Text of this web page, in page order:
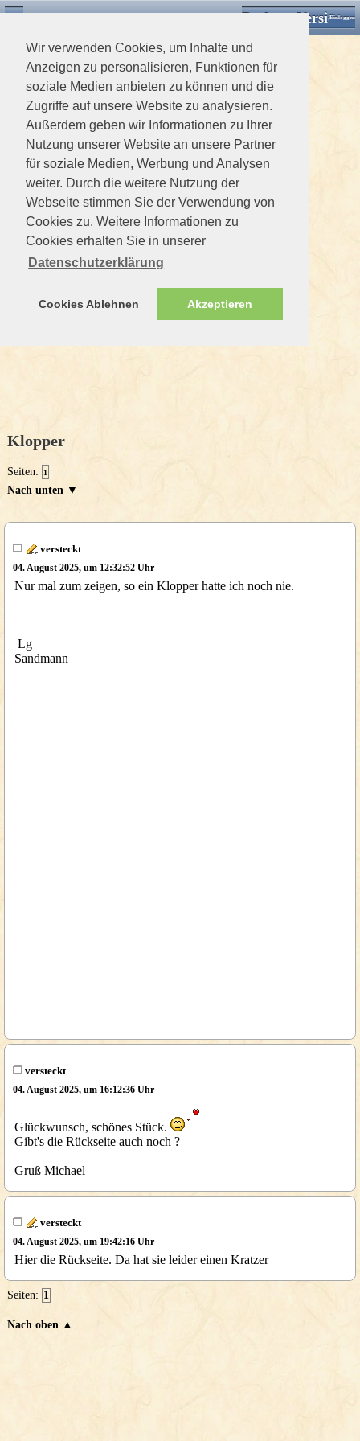
Wir verwenden Cookies, um Inhalte und
Anzeigen zu personalisieren, Funktionen für
soziale Medien anbieten zu können und die
Zugriffe auf unsere Website zu analysieren.
Außerdem geben wir Informationen zu Ihrer
Nutzung unserer Website an unsere Partner
für soziale Medien, Werbung und Analysen
weiter. Durch die weitere Nutzung der
Webseite stimmen Sie der Verwendung von
Cookies zu. Weitere Informationen zu
Cookies erhalten Sie in unserer
Datenschutzerklärung
Cookies Ablehnen Akzeptieren
Desktop VersionEinloggen
Klopper
Seiten: 1
Nach unten ▼
versteckt
04. August 2025, um 12:32:52 Uhr
Nur mal zum zeigen, so ein Klopper hatte ich noch nie.
Lg
Sandmann
versteckt
04. August 2025, um 16:12:36 Uhr
Glückwunsch, schönes Stück.
Gibt's die Rückseite auch noch ?
Gruß Michael
versteckt
04. August 2025, um 19:42:16 Uhr
Hier die Rückseite. Da hat sie leider einen Kratzer
Seiten: 1
Nach oben ▲